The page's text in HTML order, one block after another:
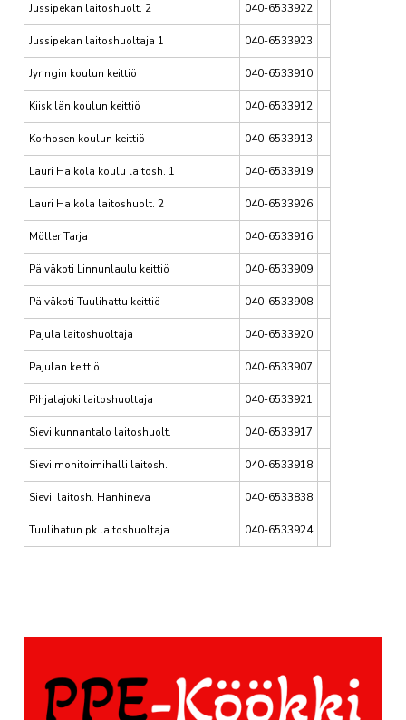
Jussipekan laitoshuolt. 2 040-6533922
Jussipekan laitoshuoltaja 1 040-6533923
Jyringin koulun keittiö 040-6533910
Kiiskilän koulun keittiö 040-6533912
Korhosen koulun keittiö 040-6533913
Lauri Haikola koulu laitosh. 1 040-6533919
Lauri Haikola laitoshuolt. 2 040-6533926
Möller Tarja 040-6533916
Päiväkoti Linnunlaulu keittiö 040-6533909
Päiväkoti Tuulihattu keittiö 040-6533908
Pajula laitoshuoltaja 040-6533920
Pajulan keittiö 040-6533907
Pihjalajoki laitoshuoltaja 040-6533921
Sievi kunnantalo laitoshuolt. 040-6533917
Sievi monitoimihalli laitosh. 040-6533918
Sievi, laitosh. Hanhineva 040-6533838
Tuulihatun pk laitoshuoltaja 040-6533924